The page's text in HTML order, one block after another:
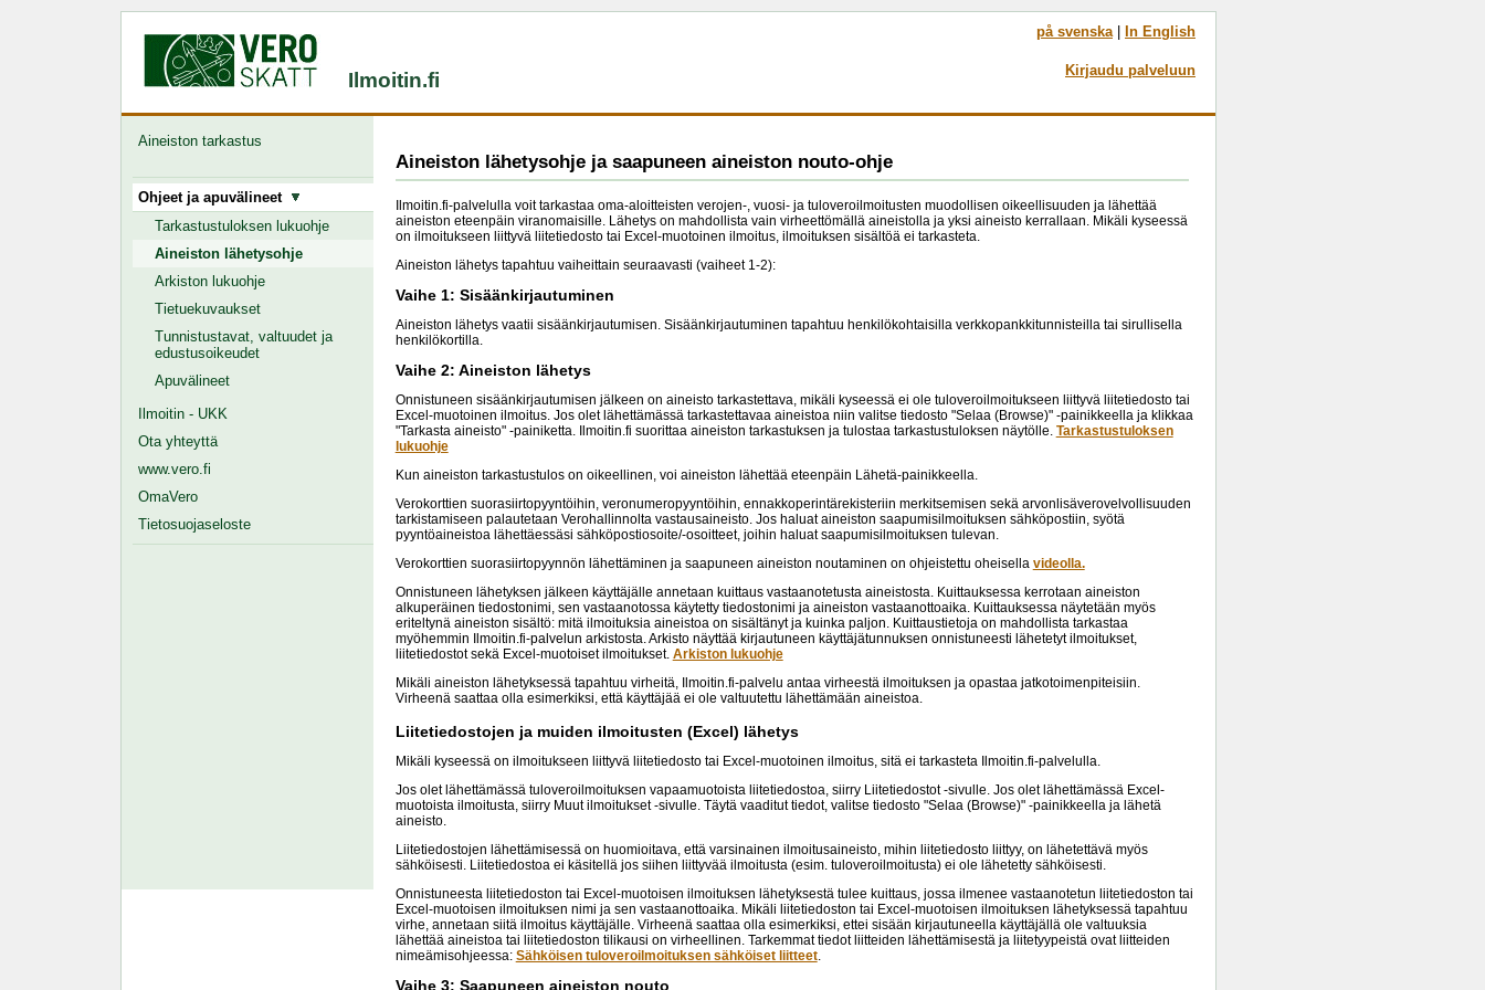
Ilmoitin.fi
på svenska| In English
Kirjaudu palveluun
Aineiston tarkastus
Ohjeet ja apuvälineet
Tarkastustuloksen lukuohje
Aineiston lähetysohje
Arkiston lukuohje
Tietuekuvaukset
Tunnistustavat, valtuudet ja
edustusoikeudet
Apuvälineet
Ilmoitin - UKK
Ota yhteyttä
www.vero.fi
OmaVero
Tietosuojaseloste
Aineiston lähetysohje ja saapuneen aineiston nouto-ohje
Ilmoitin.fi-palvelulla voit tarkastaa oma-aloitteisten verojen-, vuosi- ja tuloveroilmoitusten muodollisen oikeellisuuden ja lähettää
aineiston eteenpäin viranomaisille. Lähetys on mahdollista vain virheettömällä aineistolla ja yksi aineisto kerrallaan. Mikäli kyseessä
on ilmoitukseen liittyvä liitetiedosto tai Excel-muotoinen ilmoitus, ilmoituksen sisältöä ei tarkasteta.
Aineiston lähetys tapahtuu vaiheittain seuraavasti (vaiheet 1-2):
Vaihe 1: Sisäänkirjautuminen
Aineiston lähetys vaatii sisäänkirjautumisen. Sisäänkirjautuminen tapahtuu henkilökohtaisilla verkkopankkitunnisteilla tai sirullisella
henkilökortilla.
Vaihe 2: Aineiston lähetys
Onnistuneen sisäänkirjautumisen jälkeen on aineisto tarkastettava, mikäli kyseessä ei ole tuloveroilmoitukseen liittyvä liitetiedosto tai
Excel-muotoinen ilmoitus. Jos olet lähettämässä tarkastettavaa aineistoa niin valitse tiedosto "Selaa (Browse)" -painikkeella ja klikkaa
"Tarkasta aineisto" -painiketta. Ilmoitin.fi suorittaa aineiston tarkastuksen ja tulostaa tarkastustuloksen näytölle. Tarkastustuloksen
lukuohje
Kun aineiston tarkastustulos on oikeellinen, voi aineiston lähettää eteenpäin Lähetä-painikkeella.
Verokorttien suorasiirtopyyntöihin, veronumeropyyntöihin, ennakkoperintärekisteriin merkitsemisen sekä arvonlisäverovelvollisuuden
tarkistamiseen palautetaan Verohallinnolta vastausaineisto. Jos haluat aineiston saapumisilmoituksen sähköpostiin, syötä
pyyntöaineistoa lähettäessäsi sähköpostiosoite/-osoitteet, joihin haluat saapumisilmoituksen tulevan.
Verokorttien suorasiirtopyynnön lähettäminen ja saapuneen aineiston noutaminen on ohjeistettu oheisella videolla.
Onnistuneen lähetyksen jälkeen käyttäjälle annetaan kuittaus vastaanotetusta aineistosta. Kuittauksessa kerrotaan aineiston
alkuperäinen tiedostonimi, sen vastaanotossa käytetty tiedostonimi ja aineiston vastaanottoaika. Kuittauksessa näytetään myös
eriteltynä aineiston sisältö: mitä ilmoituksia aineistoa on sisältänyt ja kuinka paljon. Kuittaustietoja on mahdollista tarkastaa
myöhemmin Ilmoitin.fi-palvelun arkistosta. Arkisto näyttää kirjautuneen käyttäjätunnuksen onnistuneesti lähetetyt ilmoitukset,
liitetiedostot sekä Excel-muotoiset ilmoitukset. Arkiston lukuohje
Mikäli aineiston lähetyksessä tapahtuu virheitä, Ilmoitin.fi-palvelu antaa virheestä ilmoituksen ja opastaa jatkotoimenpiteisiin.
Virheenä saattaa olla esimerkiksi, että käyttäjää ei ole valtuutettu lähettämään aineistoa.
Liitetiedostojen ja muiden ilmoitusten (Excel) lähetys
Mikäli kyseessä on ilmoitukseen liittyvä liitetiedosto tai Excel-muotoinen ilmoitus, sitä ei tarkasteta Ilmoitin.fi-palvelulla.
Jos olet lähettämässä tuloveroilmoituksen vapaamuotoista liitetiedostoa, siirry Liitetiedostot -sivulle. Jos olet lähettämässä Excel-
muotoista ilmoitusta, siirry Muut ilmoitukset -sivulle. Täytä vaaditut tiedot, valitse tiedosto "Selaa (Browse)" -painikkeella ja lähetä
aineisto.
Liitetiedostojen lähettämisessä on huomioitava, että varsinainen ilmoitusaineisto, mihin liitetiedosto liittyy, on lähetettävä myös
sähköisesti. Liitetiedostoa ei käsitellä jos siihen liittyvää ilmoitusta (esim. tuloveroilmoitusta) ei ole lähetetty sähköisesti.
Onnistuneesta liitetiedoston tai Excel-muotoisen ilmoituksen lähetyksestä tulee kuittaus, jossa ilmenee vastaanotetun liitetiedoston tai
Excel-muotoisen ilmoituksen nimi ja sen vastaanottoaika. Mikäli liitetiedoston tai Excel-muotoisen ilmoituksen lähetyksessä tapahtuu
virhe, annetaan siitä ilmoitus käyttäjälle. Virheenä saattaa olla esimerkiksi, ettei sisään kirjautuneella käyttäjällä ole valtuuksia
lähettää aineistoa tai liitetiedoston tilikausi on virheellinen. Tarkemmat tiedot liitteiden lähettämisestä ja liitetyypeistä ovat liitteiden
nimeämisohjeessa: Sähköisen tuloveroilmoituksen sähköiset liitteet.
Vaihe 3: Saapuneen aineiston nouto